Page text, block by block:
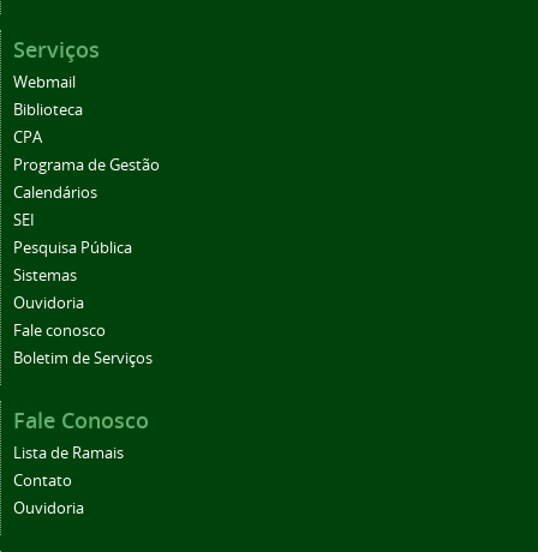
Serviços
Webmail
Biblioteca
CPA
Programa de Gestão
Calendários
SEI
Pesquisa Pública
Sistemas
Ouvidoria
Fale conosco
Boletim de Serviços
Fale Conosco
Lista de Ramais
Contato
Ouvidoria